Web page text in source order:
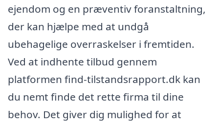
ejendom og en præventiv foranstaltning,
der kan hjælpe med at undgå
ubehagelige overraskelser i fremtiden.
Ved at indhente tilbud gennem
platformen find-tilstandsrapport.dk kan
du nemt finde det rette firma til dine
behov. Det giver dig mulighed for at